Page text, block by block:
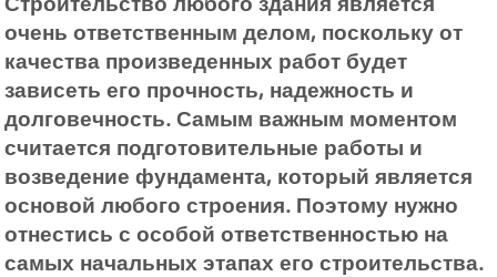
очень ответственным делом, поскольку от
качества произведенных работ будет
зависеть его прочность, надежность и
долговечность. Самым важным моментом
считается подготовительные работы и
возведение фундамента, который является
основой любого строения. Поэтому нужно
отнестись с особой ответственностью на
самых начальных этапах его строительства.